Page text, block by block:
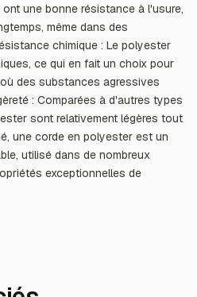
une bonne résistance à l'usure,
même dans des
chimique : Le polyester
ce qui en fait un choix pour
des substances agressives
: Comparées à d'autres types
sont relativement légères tout
une corde en polyester est un
utilisé dans de nombreux
exceptionnelles de